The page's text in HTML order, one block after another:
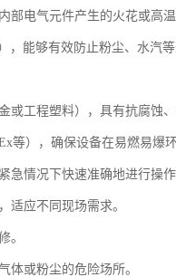
电气元件产生的火花或高
，能够有效防止粉尘、水汽
工程塑料），具有抗腐蚀
等），确保设备在易燃易爆
急情况下快速准确地进行操作
适应不同现场需求。
。
体或粉尘的危险场所。